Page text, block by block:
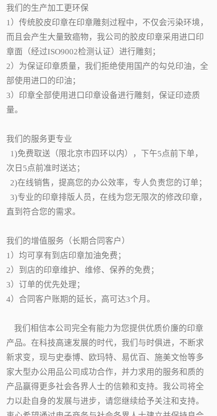
我们的生产加工更环保
1）传统胶皮印章在印章雕刻过程中，不仅会污染环境，
而且会产生大量致癌物，我公司的胶皮印章采用进口印
章面（经过ISO9002检测认证）进行雕刻；
2）为保证印章质量，我们拒绝使用国产的勾兑印油，全
部使用进口的印油；
3）印章全部使用进口印章设备进行雕刻，保证印迹质
量。
我们的服务更专业
1)免费取送（限北京市四环以内），下午5点前下单，
次日5点前准时送达；
2)在线销售，提高您的办公效率，专人负责您的订单；
3)专业的印章排版人员，在线为您无限次的修改印章，
直到符合您的需求。
我们的增值服务（长期合同客户）
1）均可享有到店印章加油免费；
2）到店的印章维护、维修、保养的免费；
3）订单的优先处理；
4）合同客户账期的延长，高可达3个月。
我们相信本公司完全有能力为您提供优质价廉的印章
产品。在科技高速发展的时代，我们与时俱进，不断求
新求变，现与史泰博、欧玛特、易优百、施美文怡等多
家大型办公用品公司成功合作，并力求用的服务和质的
产品赢得更多社会各界人士的信赖和支持。我公司将全
力以赴自身的发展与进步，请您继续给予关注和支持。